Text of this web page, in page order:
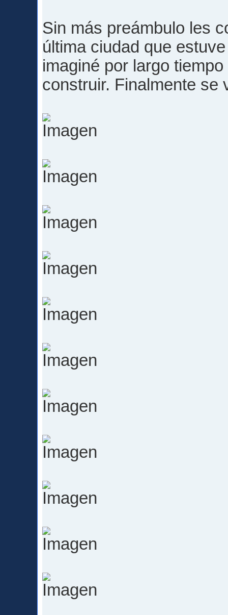
Sin más preámbulo les
última ciudad que
imaginé por largo
construir. Finalmente se